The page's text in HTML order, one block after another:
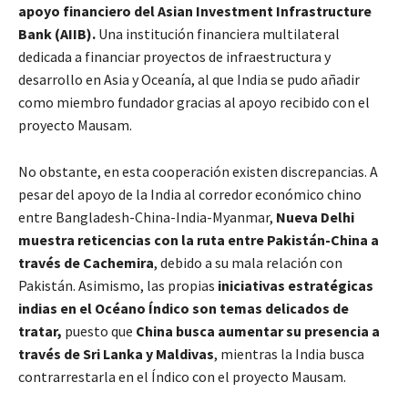
apoyo financiero del Asian Investment Infrastructure
Bank (AIIB). Una institución financiera multilateral
dedicada a financiar proyectos de infraestructura y
desarrollo en Asia y Oceanía, al que India se pudo añadir
como miembro fundador gracias al apoyo recibido con el
proyecto Mausam.
No obstante, en esta cooperación existen discrepancias. A
pesar del apoyo de la India al corredor económico chino
entre Bangladesh-China-India-Myanmar, Nueva Delhi
muestra reticencias con la ruta entre Pakistán-China a
través de Cachemira, debido a su mala relación con
Pakistán. Asimismo, las propias iniciativas estratégicas
indias en el Océano Índico son temas delicados de
tratar, puesto que China busca aumentar su presencia a
través de Sri Lanka y Maldivas, mientras la India busca
contrarrestarla en el Índico con el proyecto Mausam.